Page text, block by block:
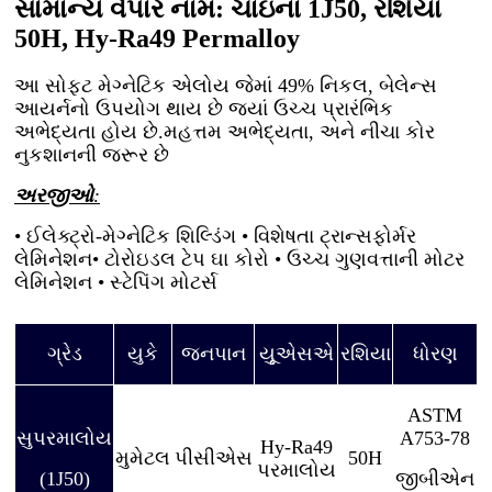
સામાન્ય વેપાર નામ: ચાઇના 1J50, રશિયા
50H, Hy-Ra49 Permalloy
આ સોફ્ટ મેગ્નેટિક એલોય જેમાં 49% નિકલ, બેલેન્સ
આયર્નનો ઉપયોગ થાય છે જ્યાં ઉચ્ચ પ્રારંભિક
અભેદ્યતા હોય છે.મહત્તમ અભેદ્યતા, અને નીચા કોર
નુકશાનની જરૂર છે
અરજીઓ:
• ઈલેક્ટ્રો-મેગ્નેટિક શિલ્ડિંગ • વિશેષતા ટ્રાન્સફોર્મર
લેમિનેશન• ટોરોઇડલ ટેપ ઘા કોરો • ઉચ્ચ ગુણવત્તાની મોટર
લેમિનેશન • સ્ટેપિંગ મોટર્સ
ગ્રેડ યુકે જનપાન યૂુએસએ રશિયા ધોરણ
સુપરમાલોય
(1J50)
મુમેટલ પીસીએસ Hy-Ra49
પરમાલોય
50H
ASTM
A753-78
જીબીએન